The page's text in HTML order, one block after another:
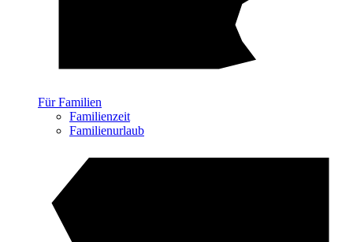
Für Familien
Familienzeit
Familienurlaub